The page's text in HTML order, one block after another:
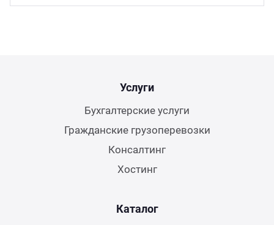
Услуги
Бухгалтерские услуги
Гражданские грузоперевозки
Консалтинг
Хостинг
Каталог